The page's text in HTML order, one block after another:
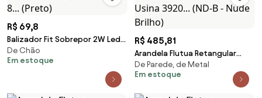
R$ 69,8
Balizador Fit Sobrepor 2W Led
3000K Ip65 Preto 12X12X1,2Cm |
Opus Dn 8... (Preto)
De Chão
Em estoque
R$ 485,81
Arandela Flutua Retangular
20X70Cm 6Xe27 Metal E
Acrílico | Usina 3920... (ND-B -
De Parede, de Metal
Em estoque